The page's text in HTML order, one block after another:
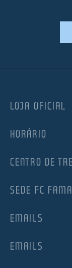
LOJA OFICIAL
HORÁRIO
CENTRO DE
SEDE FC
EMAILS
EMAILS